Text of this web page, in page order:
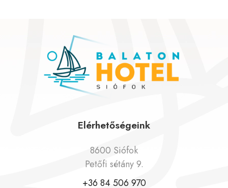
Elérhetőségeink
8600 Siófok
Petőfi sétány 9.
+36 84 506 970